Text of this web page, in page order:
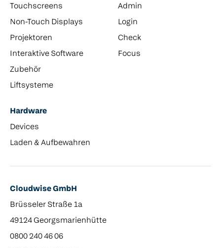
Touchscreens
Non-Touch Displays
Projektoren
Interaktive Software
Zubehör
Liftsysteme
Admin
Login
Check
Focus
Hardware
Devices
Laden & Aufbewahren
Cloudwise GmbH
Brüsseler Straße 1a
49124 Georgsmarienhütte
0800 240 46 06